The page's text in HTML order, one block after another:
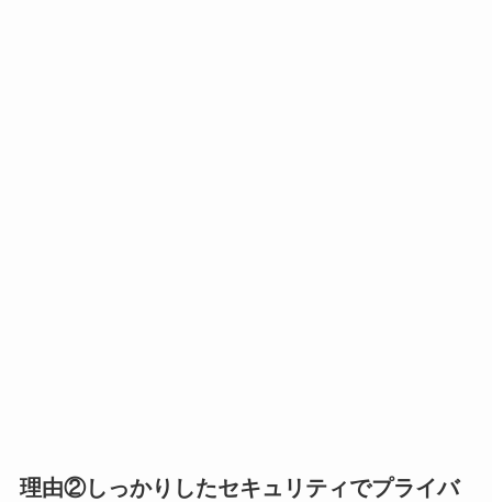
理由②しっかりしたセキュリティでプライバ